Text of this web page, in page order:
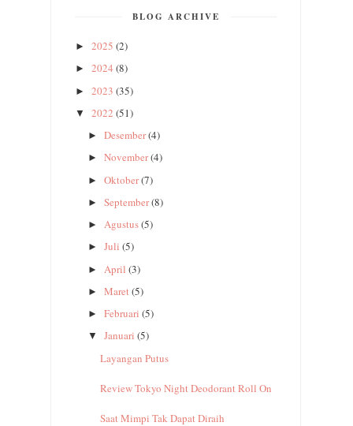
BLOG ARCHIVE
► 2025 (2)
► 2024 (8)
► 2023 (35)
▼ 2022 (51)
► Desember(4)
► November(4)
► Oktober(7)
► September(8)
► Agustus(5)
► Juli (5)
► April (3)
► Maret(5)
► Februari (5)
▼ Januari (5)
Layangan Putus
Review Tokyo Night Deodorant Roll On
Saat Mimpi Tak Dapat Diraih